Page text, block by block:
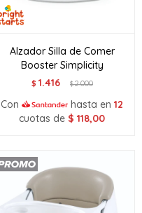
Alzador Silla de Comer
Booster Simplicity
$ 1.416 $2.000
Con hasta en 12
cuotas de $ 118,00